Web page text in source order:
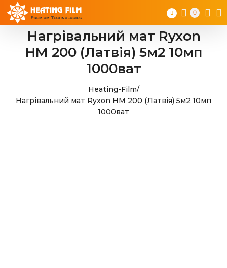
Skip
content
0
Нагрівальний мат Ryxon
HM 200 (Латвія) 5м2 10мп
1000ват
Heating-Film/
Нагрівальний мат Ryxon HM 200 (Латвія) 5м2 10мп
1000ват